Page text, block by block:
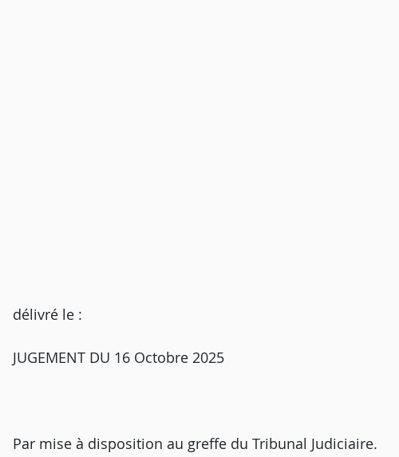
délivré le :
JUGEMENT DU 16 Octobre 2025
Par mise à disposition au greffe du Tribunal Judiciaire.